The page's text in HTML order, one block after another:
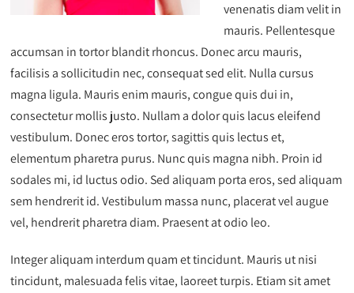
venenatis diam velit in
mauris. Pellentesque
accumsan in tortor blandit rhoncus. Donec arcu mauris,
facilisis a sollicitudin nec, consequat sed elit. Nulla cursus
magna ligula. Mauris enim mauris, congue quis dui in,
consectetur mollis justo. Nullam a dolor quis lacus eleifend
vestibulum. Donec eros tortor, sagittis quis lectus et,
elementum pharetra purus. Nunc quis magna nibh. Proin id
sodales mi, id luctus odio. Sed aliquam porta eros, sed aliquam
sem hendrerit id. Vestibulum massa nunc, placerat vel augue
vel, hendrerit pharetra diam. Praesent at odio leo.
Integer aliquam interdum quam et tincidunt. Mauris ut nisi
tincidunt, malesuada felis vitae, laoreet turpis. Etiam sit amet